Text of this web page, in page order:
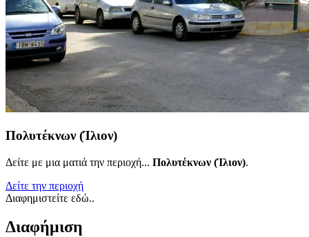
Πολυτέκνων (Ίλιον)
Δείτε με μια ματιά την περιοχή... Πολυτέκνων (Ίλιον).
Δείτε την περιοχή
Διαφημιστείτε εδώ..
Διαφήμιση